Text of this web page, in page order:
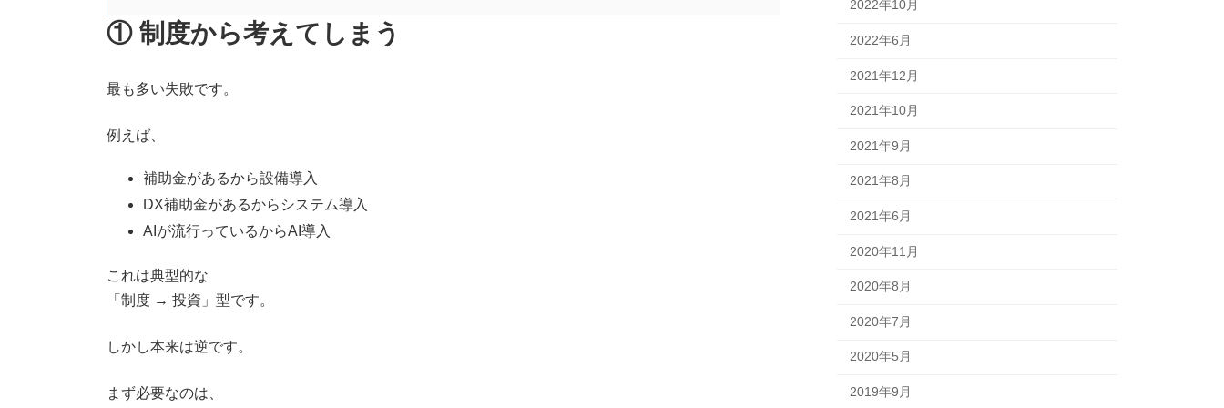
① 制度から考えてしまう
最も多い失敗です。
例えば、
補助金があるから設備導入
DX補助金があるからシステム導入
AIが流行っているからAI導入
これは典型的な
「制度 → 投資」型です。
しかし本来は逆です。
まず必要なのは、
2022年10月
2022年6月
2021年12月
2021年10月
2021年9月
2021年8月
2021年6月
2020年11月
2020年8月
2020年7月
2020年5月
2019年9月